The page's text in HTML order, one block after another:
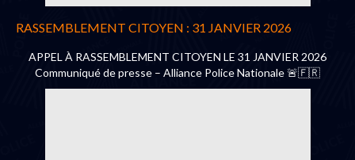
RASSEMBLEMENT CITOYEN : 31 JANVIER 2026
APPEL À RASSEMBLEMENT CITOYEN LE 31 JANVIER 2026
Communiqué de presse – Alliance Police Nationale 🚨🇫🇷